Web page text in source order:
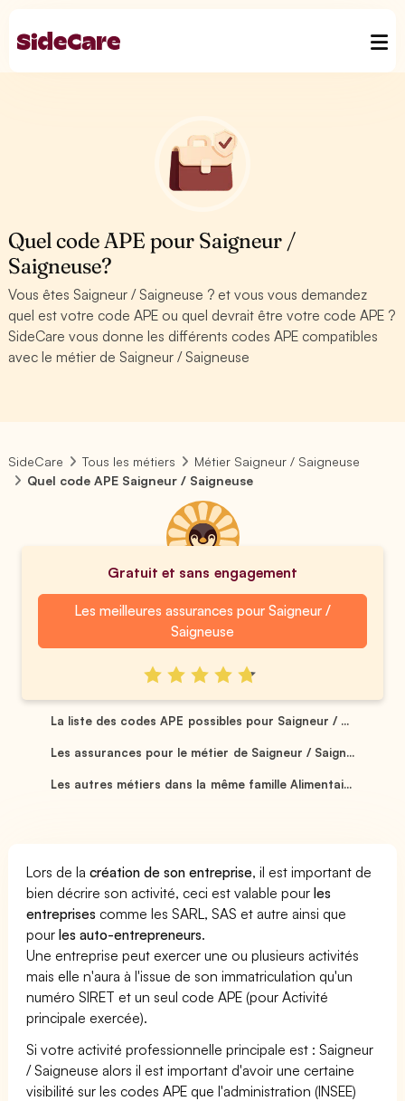
Quel code APE pour Saigneur /
Saigneuse?
Vous êtes Saigneur / Saigneuse ? et vous vous demandez
quel est votre code APE ou quel devrait être votre code APE ?
SideCare vous donne les différents codes APE compatibles
avec le métier de Saigneur / Saigneuse
SideCare Tous les métiers
Métier Saigneur / Saigneuse
Quel code APE Saigneur / Saigneuse
Gratuit et sans engagement
Les meilleures assurances pour Saigneur /
Saigneuse
La liste des codes APE possibles pour Saigneur / ...
Les assurances pour le métier de Saigneur / Saign...
Les autres métiers dans la même famille Alimentai...
Lors de lacréation de son entreprise, il est important de
bien décrire son activité, ceci est valable pourles
entreprises comme les SARL, SAS et autre ainsi que
pourles auto-entrepreneurs.
Une entreprise peut exercer une ou plusieurs activités
mais elle n'aura à l'issue de son immatriculation qu'un
numéro SIRET et un seul code APE (pour Activité
principale exercée).
Si votre activité professionnelle principale est : Saigneur
/ Saigneuse alors il est important d'avoir une certaine
visibilité sur les codes APE que l'administration (INSEE)